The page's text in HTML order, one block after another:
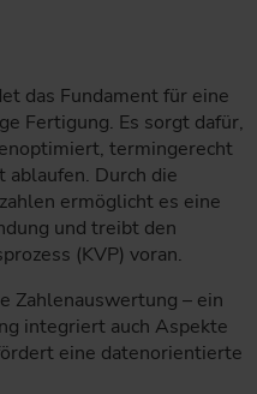
das Fundament für eine
Fertigung. Es sorgt dafür,
termingerecht
Durch die
ermöglicht es eine
und treibt den
(KVP) voran.
Zahlenauswertung – ein
integriert auch Aspekte
eine datenorientierte